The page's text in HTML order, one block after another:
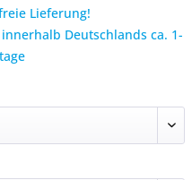
Lieferung!
Deutschlands ca. 1-